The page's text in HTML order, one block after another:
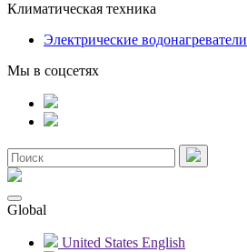
Климатическая техника
Электрические водонагреватели
Мы в соцсетях
Global
United States English